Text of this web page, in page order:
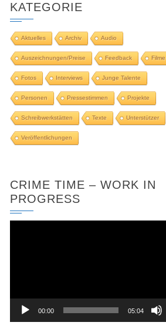
KATEGORIE
Aktuelles Archiv Audio
Auszeichnungen/Preise Feedback Filme
Fotos Interviews Junge Talente
Personen Pressestimmen Projekte
Schreibwerkstätten Texte Unterstützer
Veröffentlichungen
CRIME TIME – WORK IN
PROGRESS
00:00 05:04